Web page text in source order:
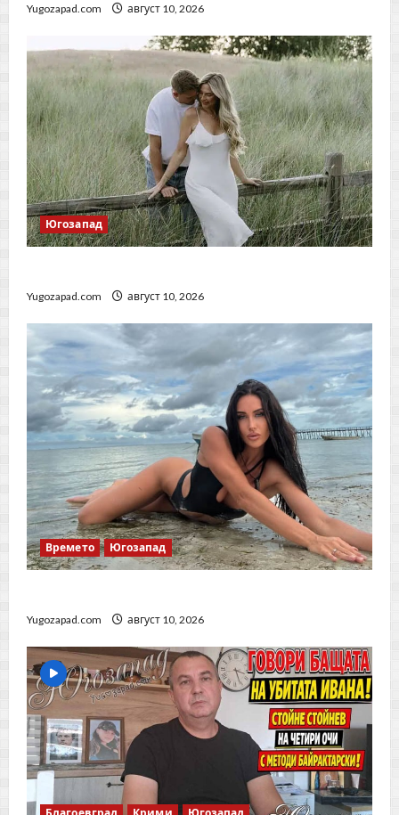
Yugozapad.com август 10, 2026
Югозапад
Yugozapad.com август 10, 2026
Времето Югозапад
Yugozapad.com август 10, 2026